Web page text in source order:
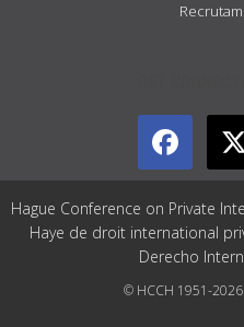
Hague Conference on Private
Haye de droit international
Derecho
© HCCH 1951-